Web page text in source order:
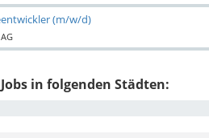
(m/w/d)
in folgenden Städten: